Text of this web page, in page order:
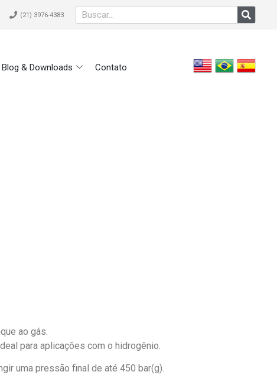
(21) 3976-4383
Blog & Downloads Contato
ao gás.
para aplicações com o hidrogênio.
uma pressão final de até 450 bar(g).